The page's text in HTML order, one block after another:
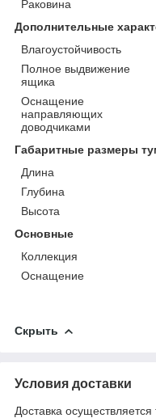
Раковина
Дополнительные
Влагоустойчивость
Полное выдвижение
ящика
Оснащение
направляющих
доводчиками
Габаритные размеры
Длина
Глубина
Высота
Основные
Коллекция
Оснащение
Скрыть
Условия доставки
Доставка